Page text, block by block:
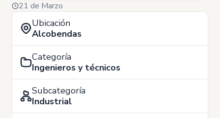
21 de Marzo
Ubicación
Alcobendas
Categoría
Ingenieros y técnicos
Subcategoría
Industrial